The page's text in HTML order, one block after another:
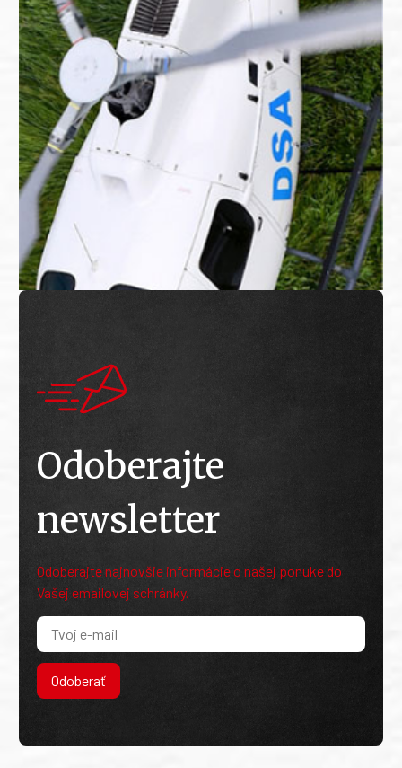
Odoberajte
newsletter
Odoberajte najnovšie informácie o našej ponuke do
Vašej emailovej schránky.
Odoberať